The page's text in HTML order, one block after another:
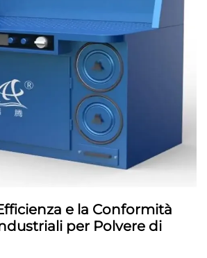
e la Conformità
per Polvere di